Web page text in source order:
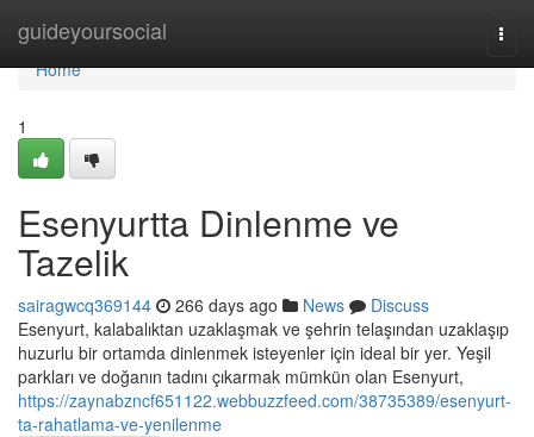
guideyoursocial
Home
Home
1
Esenyurtta Dinlenme ve
Tazelik
sairagwcq369144 266 days ago News
Discuss
Esenyurt, kalabalıktan uzaklaşmak ve şehrin telaşından uzaklaşıp
huzurlu bir ortamda dinlenmek isteyenler için ideal bir yer. Yeşil
parkları ve doğanın tadını çıkarmak mümkün olan Esenyurt,
https://zaynabzncf651122.webbuzzfeed.com/38735389/esenyurt-
ta-rahatlama-ve-yenilenme